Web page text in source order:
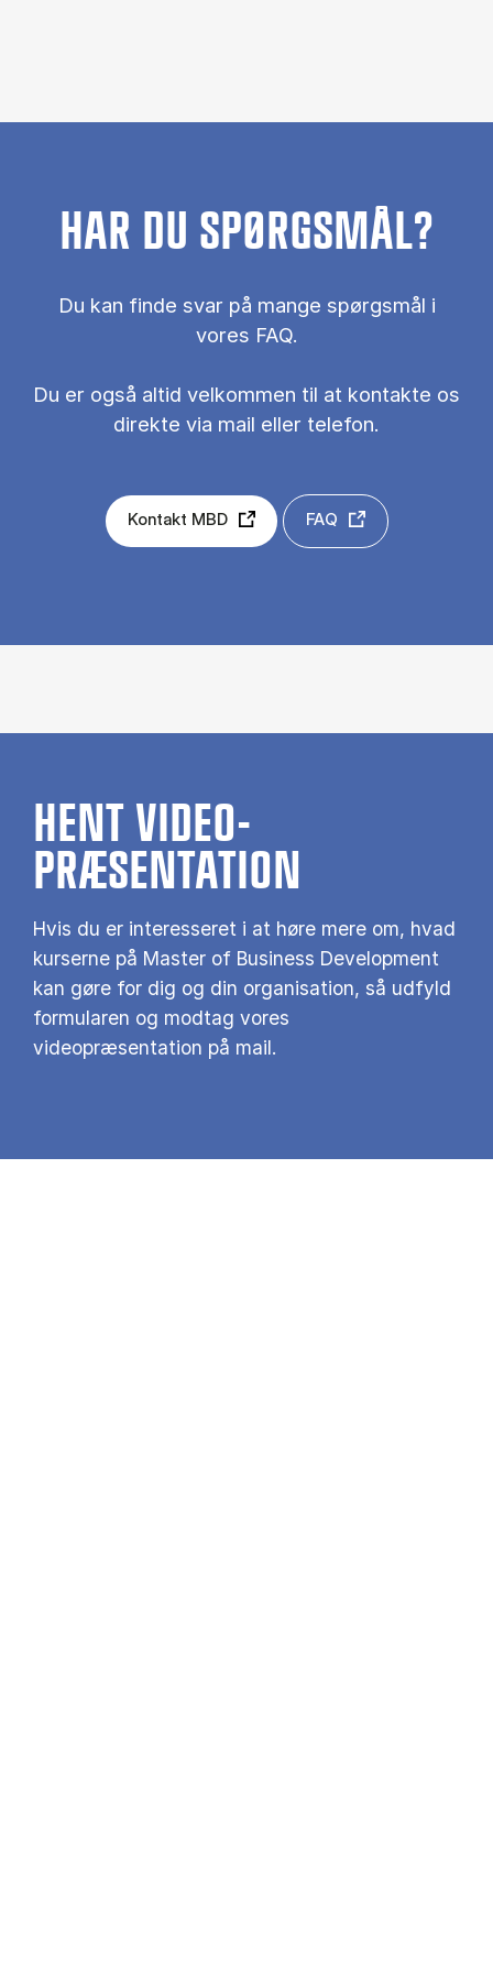
HAR DU SPØRGSMÅL?
Du kan finde svar på mange spørgsmål i
vores FAQ.
Du er også al­tid vel­kom­men til at kon­tak­te os
di­rek­te via mail el­ler te­le­fon.
Kontakt MBD FAQ
HENT VIDEO-
PRÆSENTATION
Hvis du er interesseret i at høre mere om, hvad
kurserne på Master of Business Development
kan gøre for dig og din organisation, så udfyld
formularen og modtag vores
videopræsentation på mail.